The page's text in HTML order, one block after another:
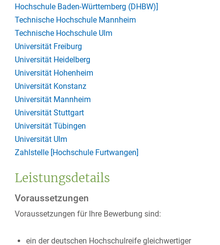
Hochschule Baden-Württemberg (DHBW)]
Technische Hochschule Mannheim
Technische Hochschule Ulm
Universität Freiburg
Universität Heidelberg
Universität Hohenheim
Universität Konstanz
Universität Mannheim
Universität Stuttgart
Universität Tübingen
Universität Ulm
Zahlstelle [Hochschule Furtwangen]
Leistungsdetails
Voraussetzungen
Voraussetzungen für Ihre Bewerbung sind:
ein der deutschen Hochschulreife gleichwertiger